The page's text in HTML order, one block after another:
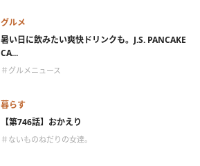
グルメ
暑い日に飲みたい爽快ドリンクも。J.S. PANCAKE
CA...
＃グルメニュース
暮らす
【第746話】おかえり
＃ないものねだりの女達。